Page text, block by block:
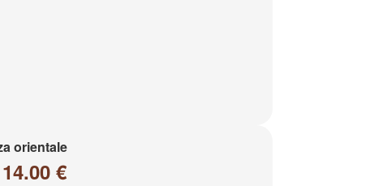
orientale
14.00 €